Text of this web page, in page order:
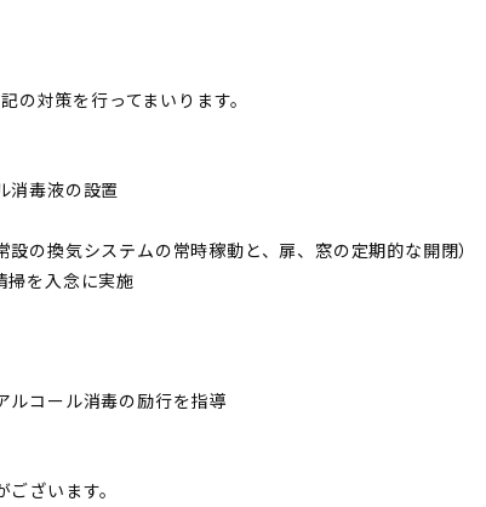
対策を行ってまいります。
消毒液の設置
の換気システムの常時稼動と、扉、窓の定期的な開閉）
掃を入念に実施
ルコール消毒の励行を指導
ざいます。